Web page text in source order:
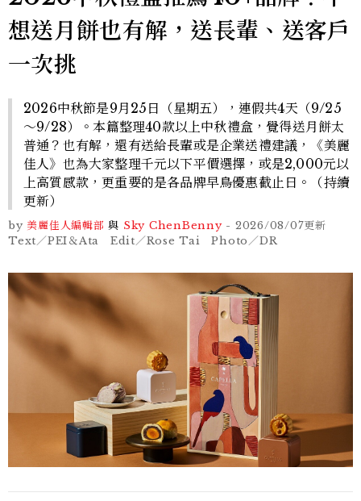
想送月餅也有解，送長輩、送客戶
一次挑
2026中秋節是9月25日（星期五），連假共4天（9/25
～9/28）。本篇整理40款以上中秋禮盒，覺得送月餅太
普通？也有解，還有送給長輩或是企業送禮建議，《美麗
佳人》也為大家整理千元以下平價選擇，或是2,000元以
上高質感款，更重要的是各品牌早鳥優惠截止日。（持續
更新）
by 美麗佳人編輯部 與 Sky ChenBenny- 2026/08/07更新
Text／PEI＆Ata Edit／Rose Tai Photo／DR